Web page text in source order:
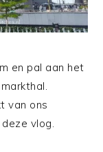
en pal aan het
van ons
vlog.